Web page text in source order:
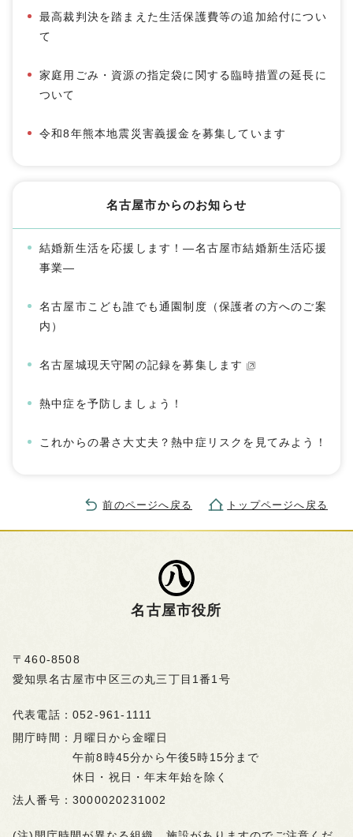
最高裁判決を踏まえた生活保護費等の追加給付につい
て
家庭用ごみ・資源の指定袋に関する臨時措置の延長に
ついて
令和8年熊本地震災害義援金を募集しています
名古屋市からのお知らせ
結婚新生活を応援します！―名古屋市結婚新生活応援
事業―
名古屋市こども誰でも通園制度（保護者の方へのご案
内）
名古屋城現天守閣の記録を募集します
熱中症を予防しましょう！
これからの暑さ大丈夫？熱中症リスクを見てみよう！
前のページへ戻る トップページへ戻る
名古屋市役所
〒460-8508
愛知県名古屋市中区三の丸三丁目1番1号
代表電話： 052-961-1111
開庁時間：
月曜日から金曜日
午前8時45分から午後5時15分まで
休日・祝日・年末年始を除く
法人番号： 3000020231002